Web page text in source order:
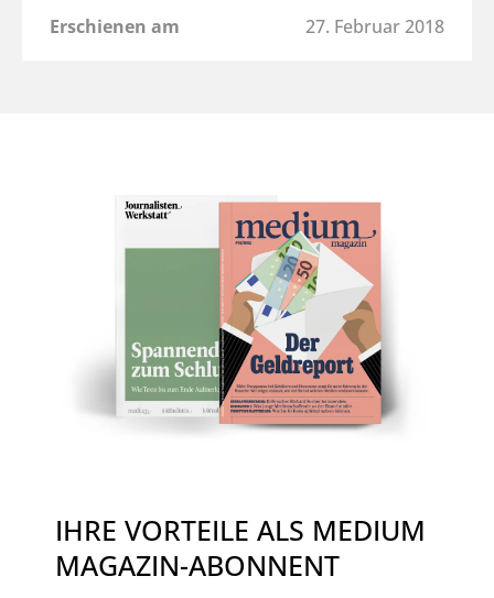
Erschienen am 27. Februar 2018
IHRE VORTEILE ALS MEDIUM
MAGAZIN-ABONNENT